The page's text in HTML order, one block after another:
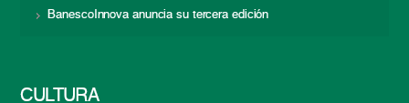
BanescoInnova anuncia su tercera edición
CULTURA